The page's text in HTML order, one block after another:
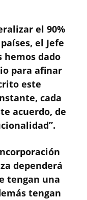
el 90%
el Jefe
hemos dado
para afinar
este
cada
acuerdo, de
dependerá
tengan una
tengan